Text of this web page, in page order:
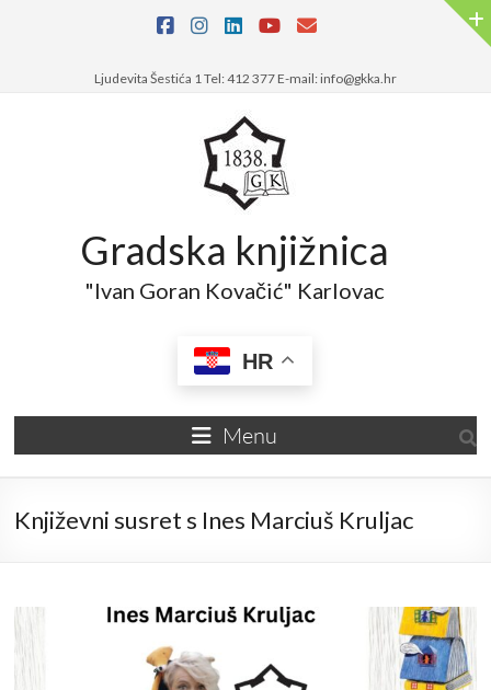
Ljudevita Šestića 1 Tel: 412 377 E-mail: info@gkka.hr
Gradska knjižnica
"Ivan Goran Kovačić" Karlovac
HR
Menu
Književni susret s Ines Marciuš Kruljac